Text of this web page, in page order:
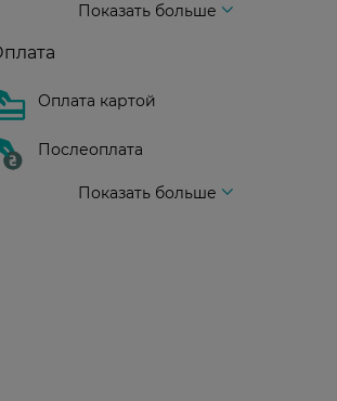
Показать больше
Оплата картой
Послеоплата
Показать больше